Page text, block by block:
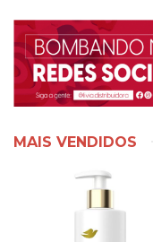
MAIS VENDIDOS